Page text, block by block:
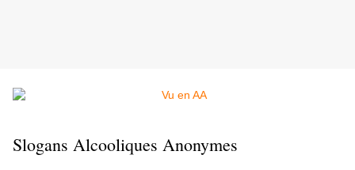
Slogans Alcooliques Anonymes